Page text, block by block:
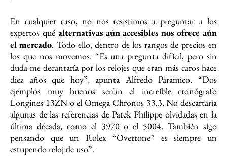
En cualquier caso, no nos resistimos a preguntar a los
expertos qué alternativas aún accesibles nos ofrece aún
el mercado. Todo ello, dentro de los rangos de precios en
los que nos movemos. “Es una pregunta difícil, pero sin
duda me decantaría por los relojes que eran más caros hace
diez años que hoy”, apunta Alfredo Paramico. “Dos
ejemplos muy buenos serían el increíble cronógrafo
Longines 13ZN o el Omega Chronos 33.3. No descartaría
algunas de las referencias de Patek Philippe olvidadas en la
última década, como el 3970 o el 5004. También sigo
pensando que un Rolex “Ovettone” es siempre un
estupendo reloj de uso”.